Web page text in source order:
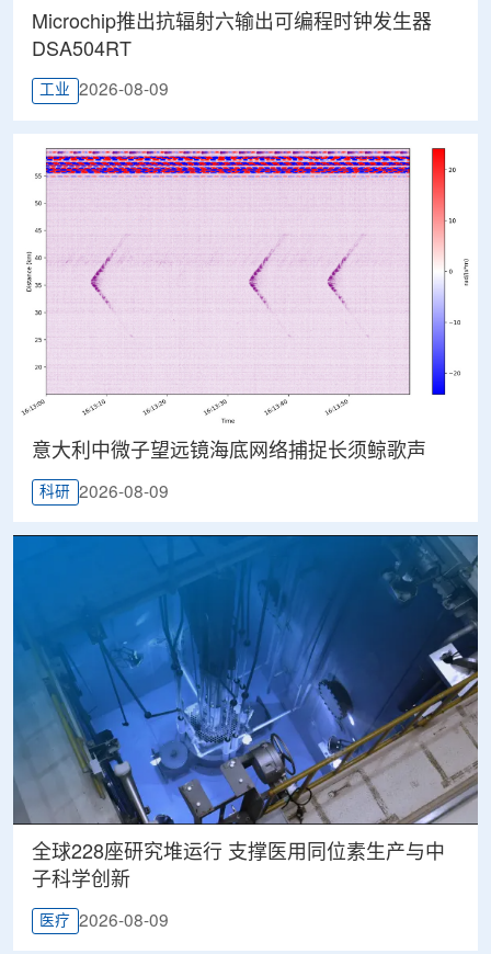
Microchip推出抗辐射六输出可编程时钟发生器
DSA504RT
工业 2026-08-09
意大利中微子望远镜海底网络捕捉长须鲸歌声
科研 2026-08-09
全球228座研究堆运行 支撑医用同位素生产与中
子科学创新
医疗 2026-08-09